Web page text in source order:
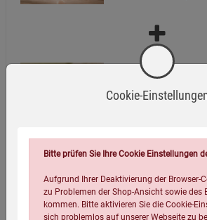
Kupfer-Zungenreiniger
7,99 €
=
Cookie-
Bitte prüfen Sie Ihre Cookie Einstellungen
Aufgrund Ihrer Deaktivierung der Browser-
zu Problemen der Shop-Ansicht sowie des
kommen. Bitte aktivieren Sie die Cookie-
sich problemlos auf unserer Webseite zu